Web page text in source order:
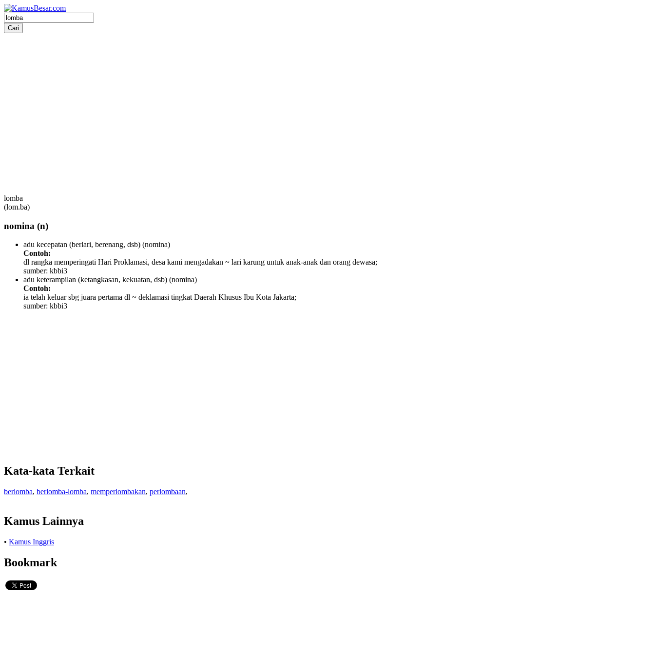
lomba
(lom.ba)
nomina (n)
adu kecepatan (berlari, berenang, dsb) (nomina)
Contoh:
dl rangka memperingati Hari Proklamasi, desa kami mengadakan ~ lari karung untuk anak-anak dan orang dewasa;
sumber: kbbi3
adu keterampilan (ketangkasan, kekuatan, dsb) (nomina)
Contoh:
ia telah keluar sbg juara pertama dl ~ deklamasi tingkat Daerah Khusus Ibu Kota Jakarta;
sumber: kbbi3
Kata-kata Terkait
berlomba, berlomba-lomba, memperlombakan, perlombaan,
Kamus Lainnya
• Kamus Inggris
Bookmark